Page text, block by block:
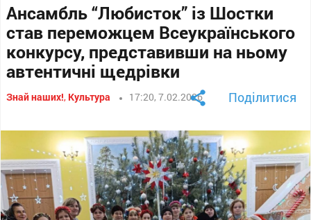
Ансамбль “Любисток” із Шостки
став переможцем Всеукраїнського
конкурсу, представивши на ньому
автентичні щедрівки
Знай наших!, Культура 17:20, 7.02.2026 Поділитися